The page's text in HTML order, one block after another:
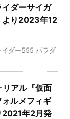
ダーサイガ
より2023年12
ダー555 パラダ
リアル『仮面
ルメフィギ
2021年2月発